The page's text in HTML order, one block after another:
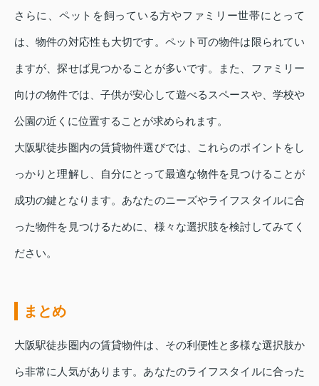
さらに、ペットを飼っている方やファミリー世帯にとって
は、物件の対応性も大切です。ペット可の物件は限られてい
ますが、探せば見つかることが多いです。また、ファミリー
向けの物件では、子供が安心して遊べるスペースや、学校や
公園の近くに位置することが求められます。
大阪駅徒歩圏内の賃貸物件選びでは、これらのポイントをし
っかりと理解し、自分にとって最適な物件を見つけることが
成功の鍵となります。あなたのニーズやライフスタイルに合
った物件を見つけるために、様々な選択肢を検討してみてく
ださい。
まとめ
大阪駅徒歩圏内の賃貸物件は、その利便性と多様な選択肢か
ら非常に人気があります。あなたのライフスタイルに合った